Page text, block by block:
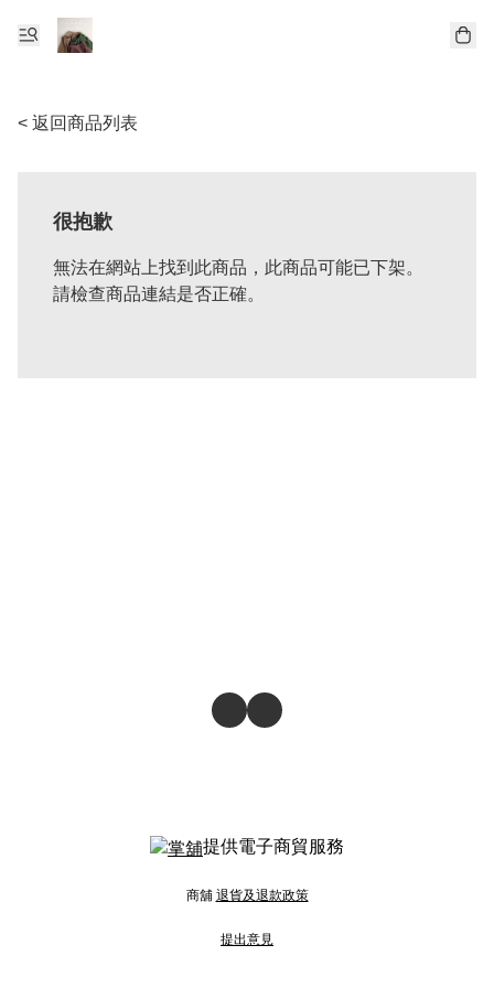
< 返回商品列表
很抱歉
無法在網站上找到此商品，此商品可能已下架。
請檢查商品連結是否正確。
提供電子商貿服務
商舖 退貨及退款政策
提出意見